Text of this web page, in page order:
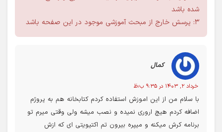
شده باشد
۳: پرسش خارج از مبحث آموزشی موجود در این صفحه باشد
کمال
خرداد ۲, ۱۴۰۳ در ۹:۳۵ ب٫ظ
با سلام من از این اموزش استفاده کردم کتابخانه هم به پروژم
اضافه کردم هیچ اروری نمیده و نصب میشه ولی وقتی میرم تو
برنامه کرش میکنه و میپره بیرون تم اکتیویتی ای که ازش